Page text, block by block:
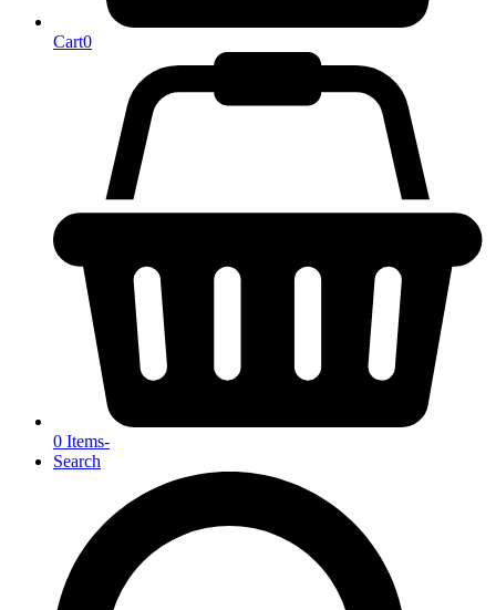
Cart0
0 Items-
Search